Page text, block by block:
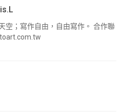
空；寫作自由，自由寫作。 合作聯